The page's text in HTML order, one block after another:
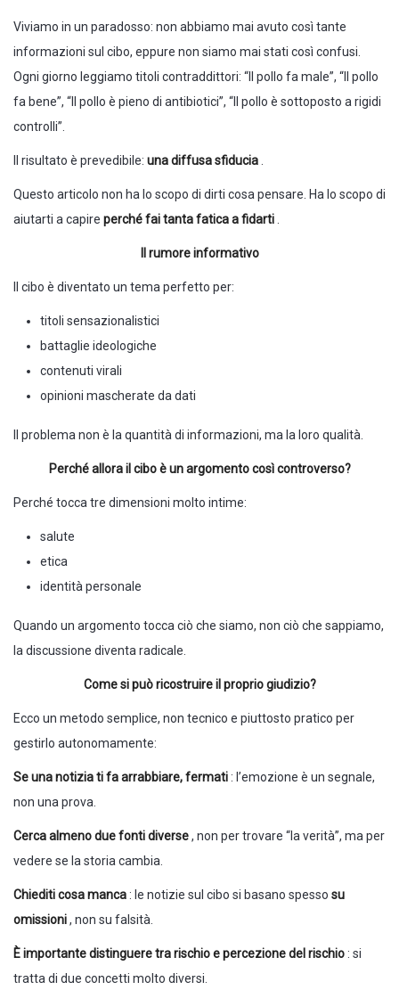
Viviamo in un paradosso: non abbiamo mai avuto così tante
informazioni sul cibo, eppure non siamo mai stati così confusi.
Ogni giorno leggiamo titoli contraddittori: “Il pollo fa male”, “Il pollo
fa bene”, “Il pollo è pieno di antibiotici”, “Il pollo è sottoposto a rigidi
controlli”.
Il risultato è prevedibile: una diffusa sfiducia .
Questo articolo non ha lo scopo di dirti cosa pensare. Ha lo scopo di
aiutarti a capire perché fai tanta fatica a fidarti .
Il rumore informativo
Il cibo è diventato un tema perfetto per:
titoli sensazionalistici
battaglie ideologiche
contenuti virali
opinioni mascherate da dati
Il problema non è la quantità di informazioni, ma la loro qualità.
Perché allora il cibo è un argomento così controverso?
Perché tocca tre dimensioni molto intime:
salute
etica
identità personale
Quando un argomento tocca ciò che siamo, non ciò che sappiamo,
la discussione diventa radicale.
Come si può ricostruire il proprio giudizio?
Ecco un metodo semplice, non tecnico e piuttosto pratico per
gestirlo autonomamente:
Se una notizia ti fa arrabbiare, fermati : l’emozione è un segnale,
non una prova.
Cerca almeno due fonti diverse, non per trovare “la verità”, ma per
vedere se la storia cambia.
Chiediti cosa manca : le notizie sul cibo si basano spesso su
omissioni, non su falsità.
È importante distinguere tra rischio e percezione del rischio : si
tratta di due concetti molto diversi.